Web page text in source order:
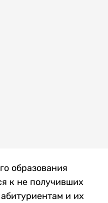
образования
к не получивших
и их